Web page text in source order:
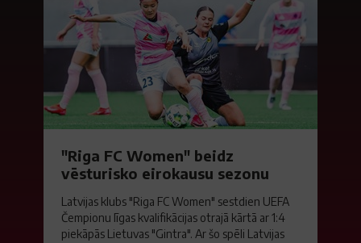
"Riga FC Women" beidz
vēsturisko eirokausu sezonu
Latvijas klubs "Riga FC Women" sestdien UEFA
Čempionu līgas kvalifikācijas otrajā kārtā ar 1:4
piekāpās Lietuvas "Gintra". Ar šo spēli Latvijas